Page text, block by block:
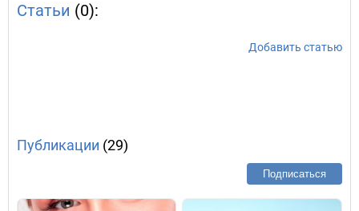
Статьи (0):
Добавить статью
Публикации (29)
Подписаться